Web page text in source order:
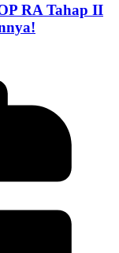
RA Tahap II